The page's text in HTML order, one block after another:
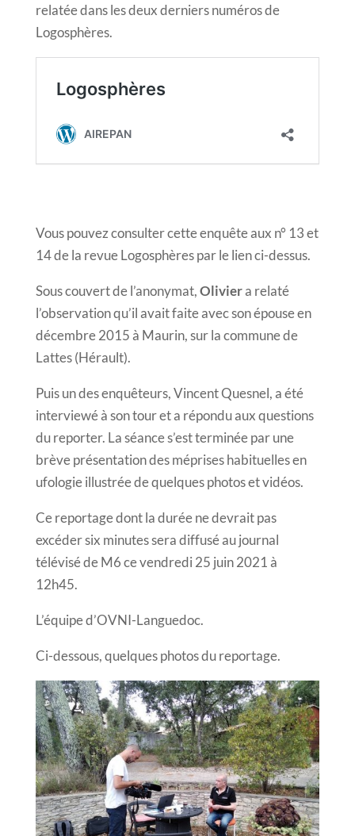
relatée dans les deux derniers numéros de
Logosphères.
Vous pouvez consulter cette enquête aux n° 13 et
14 de la revue Logosphères par le lien ci-dessus.
Sous couvert de l’anonymat,Oliviera relaté
l’observation qu’il avait faite avec son épouse en
décembre 2015 à Maurin, sur la commune de
Lattes (Hérault).
Puis un des enquêteurs, Vincent Quesnel, a été
interviewé à son tour et a répondu aux questions
du reporter. La séance s’est terminée par une
brève présentation des méprises habituelles en
ufologie illustrée de quelques photos et vidéos.
Ce reportage dont la durée ne devrait pas
excéder six minutes sera diffusé au journal
télévisé de M6 ce vendredi 25 juin 2021 à
12h45.
L’équipe d’OVNI-Languedoc.
Ci-dessous, quelques photos du reportage.